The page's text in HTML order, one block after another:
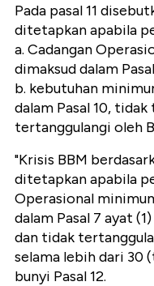
Pada pasal 11
ditetapkan apabila
a. Cadangan
dimaksud dalam
b. kebutuhan
dalam Pasal 10,
tertanggulangi oleh
"Krisis BBM
ditetapkan apabila
Operasional
dalam Pasal 7 ayat
dan tidak
selama lebih dari 30
bunyi Pasal 12.